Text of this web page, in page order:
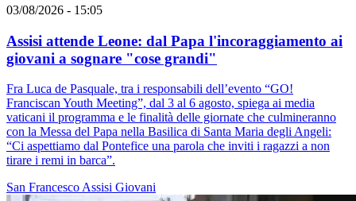
03/08/2026 - 15:05
Assisi attende Leone: dal Papa l'incoraggiamento ai
giovani a sognare "cose grandi"
Fra Luca de Pasquale, tra i responsabili dell’evento “GO!
Franciscan Youth Meeting”, dal 3 al 6 agosto, spiega ai media
vaticani il programma e le finalità delle giornate che culmineranno
con la Messa del Papa nella Basilica di Santa Maria degli Angeli:
“Ci aspettiamo dal Pontefice una parola che inviti i ragazzi a non
tirare i remi in barca”.
San Francesco Assisi Giovani